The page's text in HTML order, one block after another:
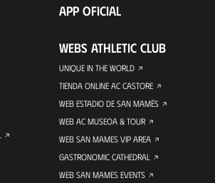
APP OFICIAL
WEBS ATHLETIC CLUB
UNIQUE IN THE WORLD
TIENDA ONLINE AC CASTORE
WEB ESTADIO DE SAN MAMÉS
WEB AC MUSEOA & TOUR
WEB SAN MAMES VIP AREA
GASTRONOMIC CATHEDRAL
WEB SAN MAMES EVENTS